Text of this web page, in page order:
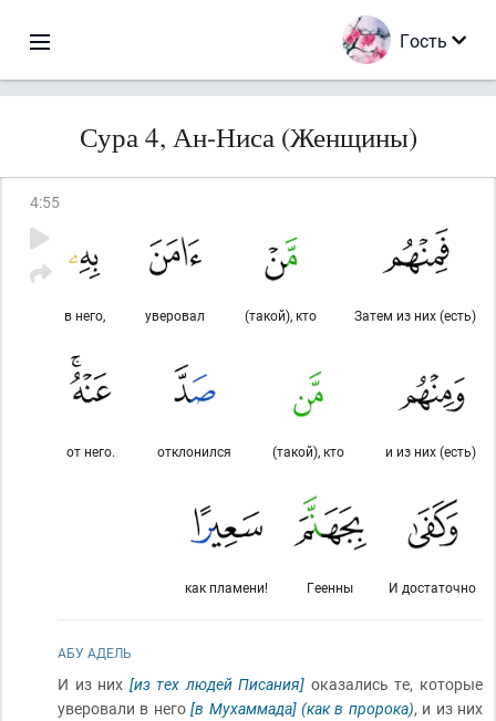
Гость
Сура 4, Ан-Ниса (Женщины)
4:55
Затем из них (есть)
(такой), кто
уверовал
в него,
и из них (есть)
(такой), кто
отклонился
от него.
И достаточно
Геенны
как пламени!
АБУ АДЕЛЬ
И из них [из тех людей Писания] оказались те, которые
уверовали в него[в Мухаммада] (как в пророка), и из них